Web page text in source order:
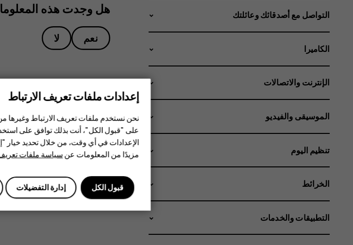
هل وجدت هذه
نعم لا
التواصل مع أصدقائك وعائلتك
الكاميرا
الإنترنت والاتصالات
الموسيقى والفيديو
تنظيم اليوم
الخرائط
التطبيقات والخدمات
إعدادات ملفات تعريف الارتباط
نحن نستخدم ملفات تعريف الارتباط وغيرها
على "قبول الكل"، أنت بذلك توافق على
الإعدادات في أي وقت، من خلال تحديد
مزيدًا من المعلومات عنسياسة ملفات تعريف
إدارة التفضيلات قبول الكل